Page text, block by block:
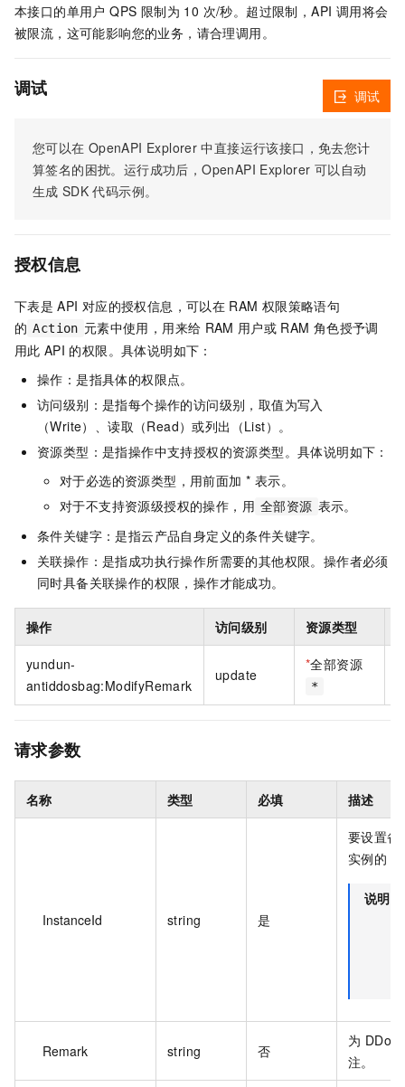
本接口的单用户 QPS 限制为 10 次/秒。超过限制，API 调用将会
被限流，这可能影响您的业务，请合理调用。
调试
您可以在 OpenAPI Explorer 中直接运行该接口，免去您计
算签名的困扰。运行成功后，OpenAPI Explorer 可以自动
生成 SDK 代码示例。
调试
授权信息
下表是 API 对应的授权信息，可以在 RAM 权限策略语句
的 Action 元素中使用，用来给 RAM 用户或 RAM 角色授予调
用此 API 的权限。具体说明如下：
操作：是指具体的权限点。
访问级别：是指每个操作的访问级别，取值为写入
（Write）、读取（Read）或列出（List）。
资源类型：是指操作中支持授权的资源类型。具体说明如下：
对于必选的资源类型，用前面加 * 表示。
对于不支持资源级授权的操作，用 全部资源 表示。
条件关键字：是指云产品自身定义的条件关键字。
关联操作：是指成功执行操作所需要的其他权限。操作者必须
同时具备关联操作的权限，操作才能成功。
操作 访问级别 资源类型
yundun-
antiddosbag:ModifyRemark
update
*全部资源
*
请求参数
名称 类型 必填 描述
InstanceId string 是
要设置备
实例的
说明
Remark string 否
为 DDoS
注。